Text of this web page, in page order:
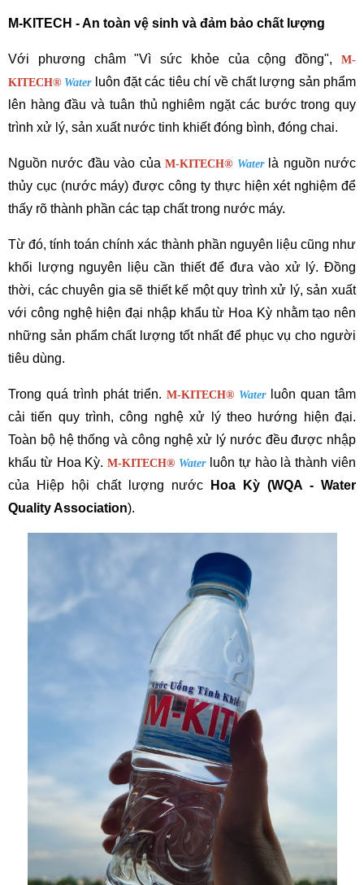
M-KITECH - An toàn vệ sinh và đảm bảo chất lượng
Với phương châm "Vì sức khỏe của cộng đồng", M-
KITECH® Water luôn đặt các tiêu chí về chất lượng sản phẩm
lên hàng đầu và tuân thủ nghiêm ngặt các bước trong quy
trình xử lý, sản xuất nước tinh khiết đóng bình, đóng chai.
Nguồn nước đầu vào của M-KITECH® Water là nguồn nước
thủy cục (nước máy) được công ty thực hiện xét nghiệm để
thấy rõ thành phần các tạp chất trong nước máy.
Từ đó, tính toán chính xác thành phần nguyên liệu cũng như
khối lượng nguyên liệu cần thiết để đưa vào xử lý. Đồng
thời, các chuyên gia sẽ thiết kế một quy trình xử lý, sản xuất
với công nghệ hiện đại nhập khẩu từ Hoa Kỳ nhằm tạo nên
những sản phẩm chất lượng tốt nhất để phục vụ cho người
tiêu dùng.
Trong quá trình phát triển. M-KITECH® Water luôn quan tâm
cải tiến quy trình, công nghệ xử lý theo hướng hiện đại.
Toàn bộ hệ thống và công nghệ xử lý nước đều được nhập
khẩu từ Hoa Kỳ. M-KITECH® Water luôn tự hào là thành viên
của Hiệp hội chất lượng nước
Hoa Kỳ (WQA - Water
Quality Association).